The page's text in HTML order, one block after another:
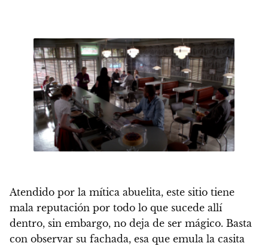
Atendido por la mítica abuelita, este sitio tiene
mala reputación por todo lo que sucede allí
dentro, sin embargo, no deja de ser mágico. Basta
con observar su fachada, esa que emula la casita